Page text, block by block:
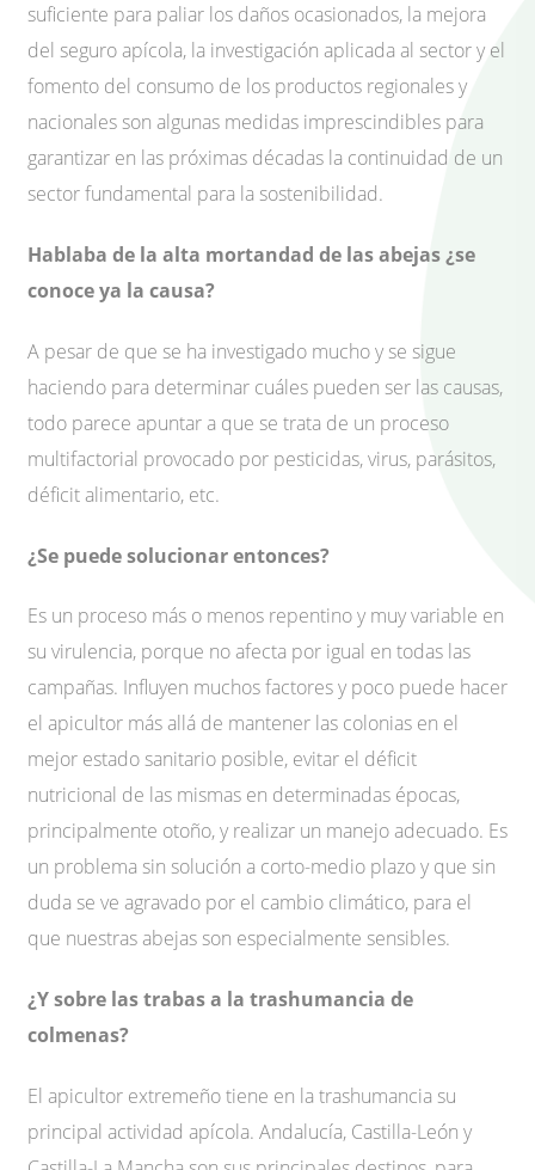
suficiente para paliar los daños ocasionados, la mejora
del seguro apícola, la investigación aplicada al sector y el
fomento del consumo de los productos regionales y
nacionales son algunas medidas imprescindibles para
garantizar en las próximas décadas la continuidad de un
sector fundamental para la sostenibilidad.
Hablaba de la alta mortandad de las abejas ¿se
conoce ya la causa?
A pesar de que se ha investigado mucho y se sigue
haciendo para determinar cuáles pueden ser las causas,
todo parece apuntar a que se trata de un proceso
multifactorial provocado por pesticidas, virus, parásitos,
déficit alimentario, etc.
¿Se puede solucionar entonces?
Es un proceso más o menos repentino y muy variable en
su virulencia, porque no afecta por igual en todas las
campañas. Influyen muchos factores y poco puede hacer
el apicultor más allá de mantener las colonias en el
mejor estado sanitario posible, evitar el déficit
nutricional de las mismas en determinadas épocas,
principalmente otoño, y realizar un manejo adecuado. Es
un problema sin solución a corto-medio plazo y que sin
duda se ve agravado por el cambio climático, para el
que nuestras abejas son especialmente sensibles.
¿Y sobre las trabas a la trashumancia de
colmenas?
El apicultor extremeño tiene en la trashumancia su
principal actividad apícola. Andalucía, Castilla-León y